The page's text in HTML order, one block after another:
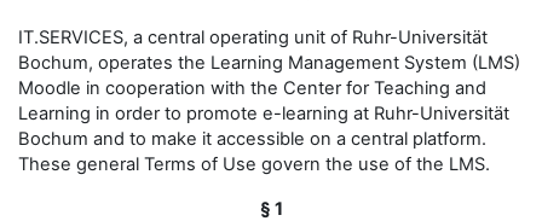
IT.SERVICES, a central operating unit of Ruhr-Universität
Bochum, operates the Learning Management System (LMS)
Moodle in cooperation with the Center for Teaching and
Learning in order to promote e-learning at Ruhr-Universität
Bochum and to make it accessible on a central platform.
These general Terms of Use govern the use of the LMS.
§ 1